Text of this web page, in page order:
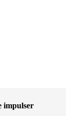
impulser